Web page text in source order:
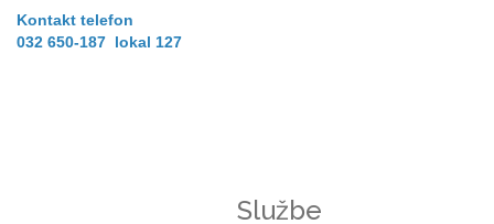
Kontakt telefon
032 650-187 lokal 127
Službe